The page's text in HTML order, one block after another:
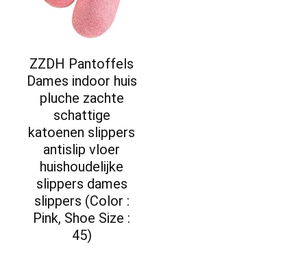
ZZDH Pantoffels
Dames indoor huis
pluche zachte
schattige
katoenen slippers
antislip vloer
huishoudelijke
slippers dames
slippers (Color :
Pink, Shoe Size :
45)